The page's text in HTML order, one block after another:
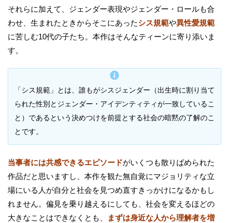
それらに加えて、ジェンダー表現やジェンダー・ロールも合
わせ、生まれたときからそこにあったシス規範や異性愛規範
に苦しむ10代の子たち。本作はそんなティーンに寄り添いま
す。
「シス規範」とは、誰もがシスジェンダー（出生時に割り当て
られた性別とジェンダー・アイデンティティが一致しているこ
と）であるという決めつけを前提とする社会の暗黙の了解のこ
とです。
当事者には共感できるエピソードがいくつも散りばめられた
作品だと思いますし、本作を観た無自覚にマジョリティな立
場にいる人が自分と社会を見つめ直すきっかけになるかもし
れません。偏見を乗り越えるにしても、社会を変えるほどの
大きなことはできなくとも、
まずは身近な人から理解者を増